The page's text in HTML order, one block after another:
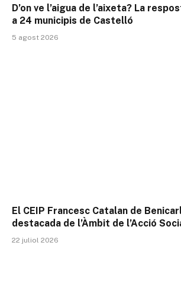
D’on ve l’aigua de l’aixeta? La
a 24 municipis de Castelló
5 agost 2026
El CEIP Francesc Catalan de
destacada de l’Àmbit de l’Acció
22 juliol 2026